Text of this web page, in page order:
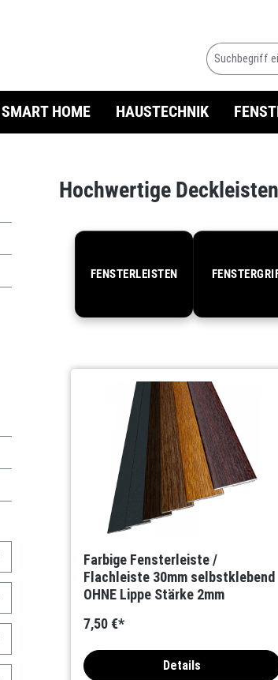
SMART HOME HAUSTECHNIK
Hochwertige
FENSTERLEISTEN
Farbige Fensterleiste /
Flachleiste 30mm selbstklebend
OHNE Lippe Stärke 2mm
7,50 €*
Details